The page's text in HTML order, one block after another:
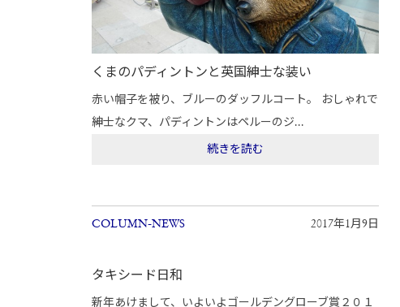
くまのパディントンと英国紳士な装い
赤い帽子を被り、ブルーのダッフルコート。 おしゃれで
紳士なクマ、パディントンはペルーのジ...
続きを読む
COLUMN-NEWS 2017年1月9日
タキシード日和
新年あけまして、いよいよゴールデングローブ賞２０１